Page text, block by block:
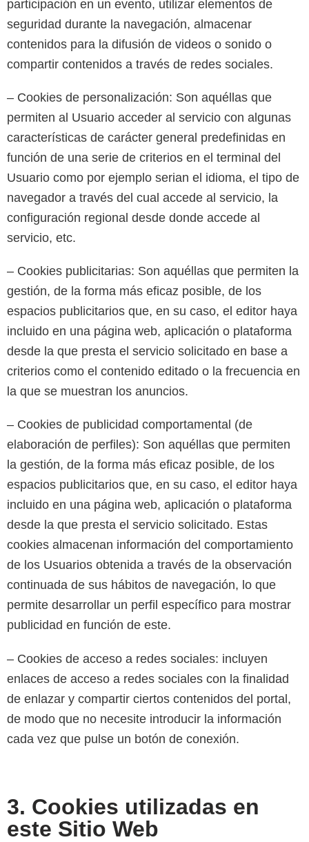
participación en un evento, utilizar elementos de
seguridad durante la navegación, almacenar
contenidos para la difusión de videos o sonido o
compartir contenidos a través de redes sociales.
– Cookies de personalización: Son aquéllas que
permiten al Usuario acceder al servicio con algunas
características de carácter general predefinidas en
función de una serie de criterios en el terminal del
Usuario como por ejemplo serian el idioma, el tipo de
navegador a través del cual accede al servicio, la
configuración regional desde donde accede al
servicio, etc.
– Cookies publicitarias: Son aquéllas que permiten la
gestión, de la forma más eficaz posible, de los
espacios publicitarios que, en su caso, el editor haya
incluido en una página web, aplicación o plataforma
desde la que presta el servicio solicitado en base a
criterios como el contenido editado o la frecuencia en
la que se muestran los anuncios.
– Cookies de publicidad comportamental (de
elaboración de perfiles): Son aquéllas que permiten
la gestión, de la forma más eficaz posible, de los
espacios publicitarios que, en su caso, el editor haya
incluido en una página web, aplicación o plataforma
desde la que presta el servicio solicitado. Estas
cookies almacenan información del comportamiento
de los Usuarios obtenida a través de la observación
continuada de sus hábitos de navegación, lo que
permite desarrollar un perfil específico para mostrar
publicidad en función de este.
– Cookies de acceso a redes sociales: incluyen
enlaces de acceso a redes sociales con la finalidad
de enlazar y compartir ciertos contenidos del portal,
de modo que no necesite introducir la información
cada vez que pulse un botón de conexión.
3. Cookies utilizadas en
este Sitio Web